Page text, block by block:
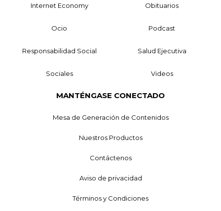
Internet Economy Obituarios
Ocio Podcast
Responsabilidad Social Salud Ejecutiva
Sociales Videos
MANTÉNGASE CONECTADO
Mesa de Generación de Contenidos
Nuestros Productos
Contáctenos
Aviso de privacidad
Términos y Condiciones